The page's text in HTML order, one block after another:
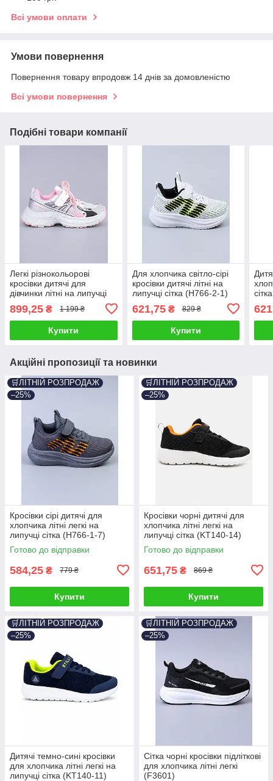
Всі умови оплати
Умови повернення
Повернення товару впродовж 14 днів за домовленістю
Всі умови повернення
Подібні товари компанії
Легкі різнокольорові
кросівки дитячі для
дівчинки літні на липучці
899,25 ₴ 1 199 ₴
Купити
Для хлопчика світло-сірі
кросівки дитячі літні на
липучці сітка (H766-2-1)
621,75₴ 829 ₴
Купити
Акційні пропозиції та новинки
🛒ЛІТНІЙ РОЗПРОДАЖ
–25%
Кросівки сірі дитячі для
хлопчика літні легкі на
липучці сітка (H766-1-7)
Готово до відправки
584,25 ₴ 779 ₴
Купити
🛒ЛІТНІЙ РОЗПРОДАЖ
–25%
Кросівки чорні дитячі для
хлопчика літні легкі на
липучці сітка (KT140-14)
Готово до відправки
651,75 ₴ 869 ₴
Купити
🛒ЛІТНІЙ РОЗПРОДАЖ
–25%
Дитячі темно-сині кросівки
для хлопчика літні легкі на
липучці сітка (KT140-11)
🛒ЛІТНІЙ РОЗПРОДАЖ
–25%
Сітка чорні кросівки підліткові
для хлопчика літні легкі
(F3601)